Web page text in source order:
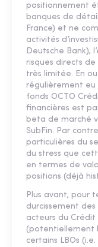
positionnement
banques de
France) et ne
activités
Deutsche Bank),
risques directs
très limitée. En
régulièrement eu
fonds OCTO
financières est
beta de marché
SubFin. Par
particulières du
du stress que
en termes de
positions (déjà
Plus avant, pour
durcissement
acteurs du
(potentiellement
certains LBOs